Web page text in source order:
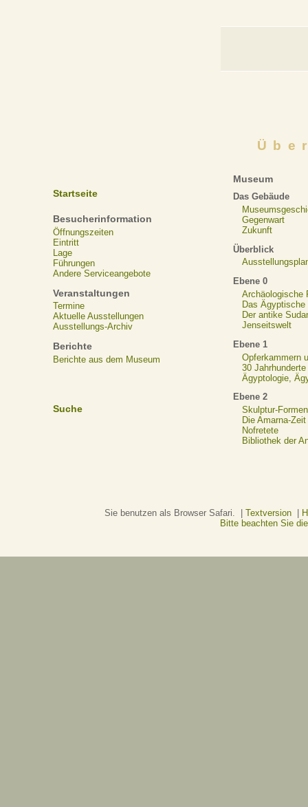
Startseite
Besucherinformation
Öffnungszeiten
Eintritt
Lage
Führungen
Andere Serviceangebote
Veranstaltungen
Termine
Aktuelle Ausstellungen
Ausstellungs-Archiv
Berichte
Berichte aus dem Museum
Suche
Museum
Das Gebäude
Gegenwart
Zukunft
Überblick
Ebene 0
Archäologische
Das Ägyptische
Der antike
Jenseitswelt
Ebene 1
Opferkammern
30
Ägyptologie,
Ebene 2
Skulptur-Formen
Die Amarna-Zeit
Nofretete
Bibliothek der
Sie benutzen als Browser Safari. | Textversion|
Bitte beachten Sie